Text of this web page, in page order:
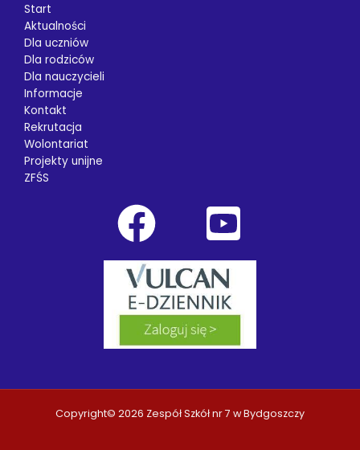
Start
Aktualności
Dla uczniów
Dla rodziców
Dla nauczycieli
Informacje
Kontakt
Rekrutacja
Wolontariat
Projekty unijne
ZFŚS
Copyright© 2026 Zespół Szkół nr 7 w Bydgoszczy